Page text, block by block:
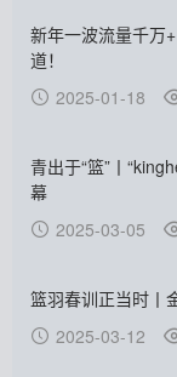
新年一波流量千万
道！
2025-01-18
青出于“篮”丨
幕
2025-03-05
篮羽春训正当时丨
2025-03-12